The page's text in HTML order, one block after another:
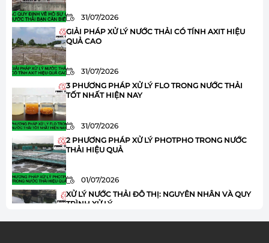
31/07/2026
GIẢI PHÁP XỬ LÝ NƯỚC THẢI CÓ TÍNH AXIT HIỆU
QUẢ CAO
31/07/2026
3 PHƯƠNG PHÁP XỬ LÝ FLO TRONG NƯỚC THẢI
TỐT NHẤT HIỆN NAY
31/07/2026
2 PHƯƠNG PHÁP XỬ LÝ PHOTPHO TRONG NƯỚC
THẢI HIỆU QUẢ
01/07/2026
XỬ LÝ NƯỚC THẢI ĐÔ THỊ: NGUYÊN NHÂN VÀ QUY
TRÌNH XỬ LÝ